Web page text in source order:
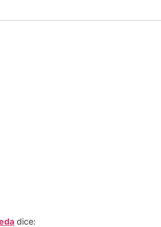
dice: